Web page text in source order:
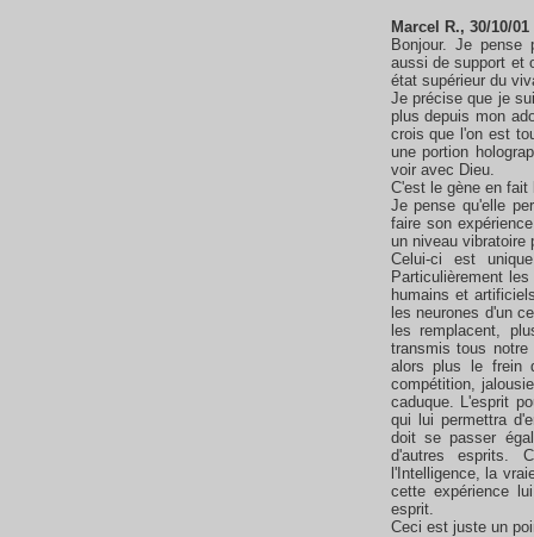
Marcel R., 30/10/01
Bonjour. Je
aussi de support et
état supérieur du
Je précise que je
plus depuis mon
crois que l'on est
une portion
voir avec Dieu.
C'est le gène en fait
Je pense qu'elle
faire son
un niveau vibratoire
Celui-ci est
Particulièrement
humains et
les neurones d'un
les remplacent,
transmis tous notre
alors plus le frein
compétition,
caduque. L'esprit
qui lui permettra
doit se passer
d'autres esprits.
l'Intelligence, la
cette expérience
esprit.
Ceci est juste un